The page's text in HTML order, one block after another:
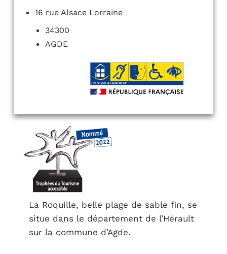
16 rue Alsace Lorraine
34300
AGDE
La Roquille, belle plage de sable fin, se
situe dans le département de l’Hérault
sur la commune d’Agde.